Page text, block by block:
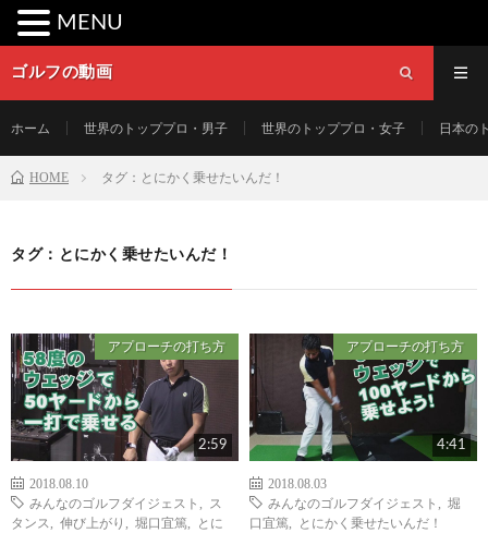
ゴルフの動画
ホーム 世界のトッププロ・男子 世界のトッププロ・女子 日本の
HOME タグ：とにかく乗せたいんだ！
タグ：とにかく乗せたいんだ！
アプローチの打ち方
2:59
2018.08.10
みんなのゴルフダイジェスト
ス
タンス
伸び上がり 堀口宜篤
とに
アプローチの打ち方
4:41
2018.08.03
みんなのゴルフダイジェスト
堀
口宜篤
とにかく乗せたいんだ！
MENU